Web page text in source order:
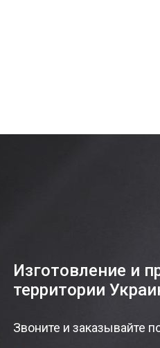
Изготовление и
территории
Звоните и заказывайте